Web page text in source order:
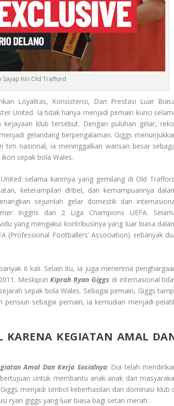
Sayap Kiri Old Trafford
Loyalitas, Konsistensi, Dan Prestasi Luar
United. Ia tidak hanya menjadi pemain kunci
klub tersebut. Dengan puluhan gelar,
gelandang berpengalaman. Giggs
tim nasional, ia meninggalkan warisan besar
sepak bola Wales.
selama karirnya yang gemilang di Old
keterampilan dribel, dan kemampuannya
sejumlah gelar domestik dan
Inggris dan 2 Liga Champions UEFA.
yang mengakui kontribusinya yang luar biasa
(Professional Footballers’ Association) sebanyak
6 kali. Selain itu, ia juga menerima
MeskipunKiprah Ryan Giggs di internasional
sepak bola Wales. Sebagai pemain, Giggs
sebagai pemain, ia kemudian menjadi
KARENA KEGIATAN AMAL
Amal Dan Kerja Sosialnya. Dia telah
untuk membantu anak-anak dan
menjadi simbol keberhasilan dan dominasi klub
ryan giggs yang luar biasa bagi setan merah: